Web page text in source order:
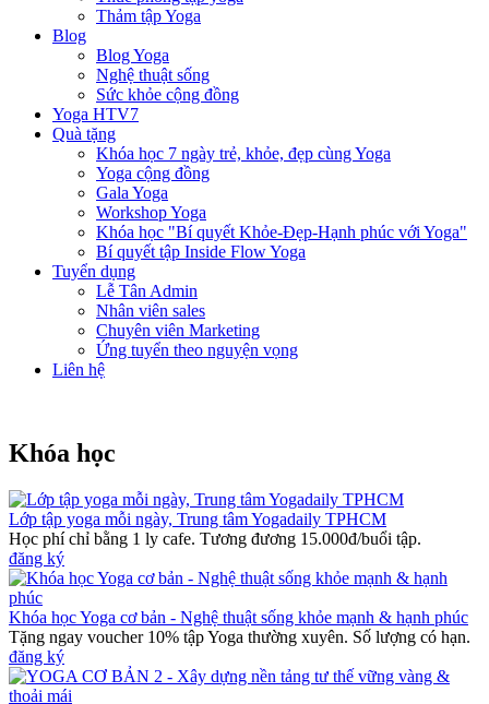
Thảm tập Yoga
Blog
Blog Yoga
Nghệ thuật sống
Sức khỏe cộng đồng
Yoga HTV7
Quà tặng
Khóa học 7 ngày trẻ, khỏe, đẹp cùng Yoga
Yoga cộng đồng
Gala Yoga
Workshop Yoga
Khóa học "Bí quyết Khỏe-Đẹp-Hạnh phúc với Yoga"
Bí quyết tập Inside Flow Yoga
Tuyển dụng
Lễ Tân Admin
Nhân viên sales
Chuyên viên Marketing
Ứng tuyển theo nguyện vọng
Liên hệ
Khóa học
Lớp tập yoga mỗi ngày, Trung tâm Yogadaily TPHCM
Học phí chỉ bằng 1 ly cafe. Tương đương 15.000đ/buổi tập.
đăng ký
Khóa học Yoga cơ bản - Nghệ thuật sống khỏe mạnh & hạnh phúc
Tặng ngay voucher 10% tập Yoga thường xuyên. Số lượng có hạn.
đăng ký